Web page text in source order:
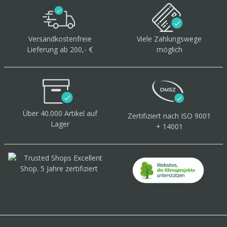
Versandkostenfreie
Lieferung ab 200,- €
Viele Zahlungswege
möglich
Über 40.000 Artikel auf
Lager
Zertifiziert nach ISO 9001
+ 14001